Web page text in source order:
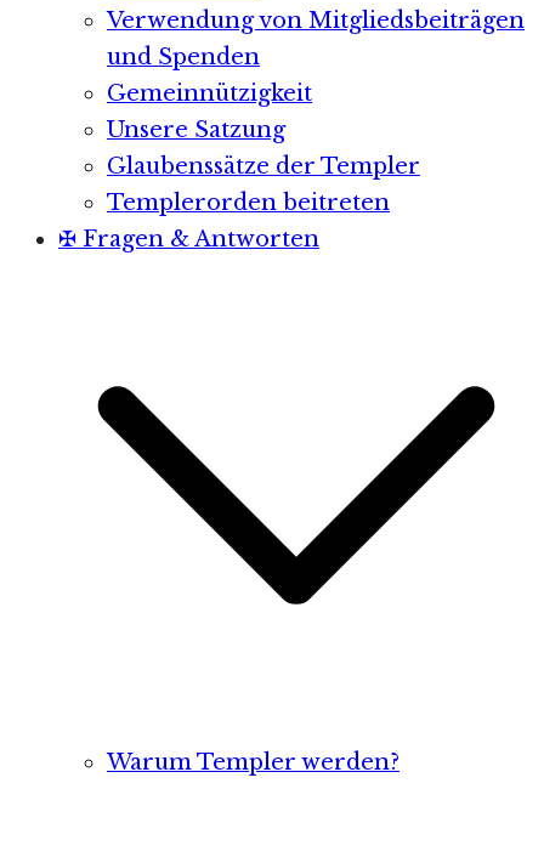
Verwendung von Mitgliedsbeiträgen
und Spenden
Gemeinnützigkeit
Unsere Satzung
Glaubenssätze der Templer
Templerorden beitreten
✠ Fragen & Antworten
Warum Templer werden?